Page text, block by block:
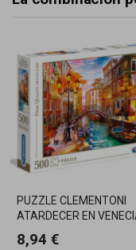
PUZZLE CLEMENTONI
ATARDECER EN
8,94 €